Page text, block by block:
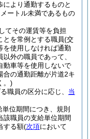
より通勤するものと
ートル未満であるもの
てその運賃等を負担
とを常例とする職員(交
を使用しなければ通勤
外の職員であって、
動車等を使用しないで
合の通勤距離が片道2キ
。)
職員の区分に応じ、 当
位期間につき、規則
該職員の支給単位期間
する額(次項において